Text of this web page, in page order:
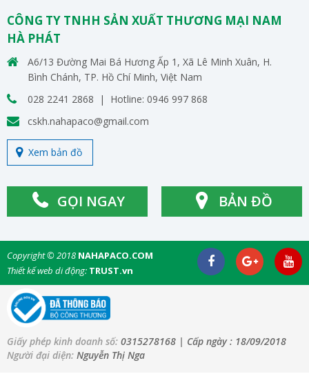
CÔNG TY TNHH SẢN XUẤT THƯƠNG MẠI NAM
HÀ PHÁT
A6/13 Đường Mai Bá Hương Ấp 1, Xã Lê Minh Xuân, H.
Bình Chánh, TP. Hồ Chí Minh, Việt Nam
028 2241 2868 | Hotline: 0946 997 868
cskh.nahapaco@gmail.com
Xem bản đồ
GỌI NGAY BẢN ĐỒ
Copyright © 2018 NAHAPACO.COM
Thiết kế web di động: TRUST.vn
Giấy phép kinh doanh số: 0315278168 | Cấp ngày : 18/09/2018
Người đại diện: Nguyễn Thị Nga